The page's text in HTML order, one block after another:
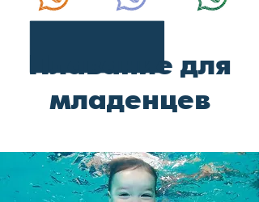
Плавание для
младенцев